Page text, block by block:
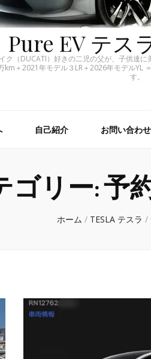
Pure EV テス
（DUCATI）好きの二児の父が、子供達
＋2021年モデル３LR＋2026年モデルYL
す。
自己紹介 お問い合わせ
ゴリー:予
ホーム / TESLA テスラ /